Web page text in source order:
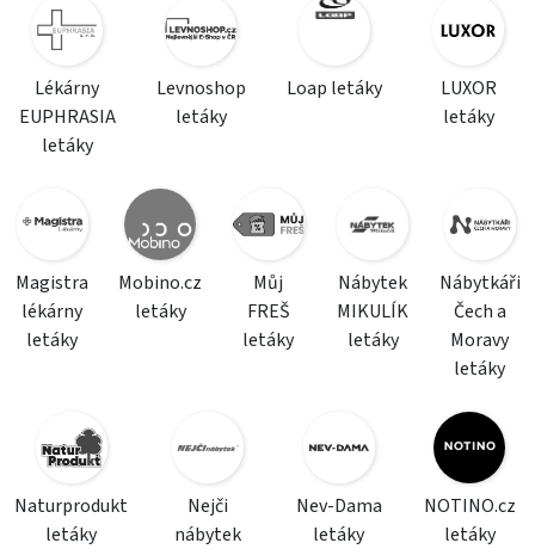
Lékárny
EUPHRASIA
letáky
Levnoshop
letáky
Loap letáky
LUXOR
letáky
Magistra
lékárny
letáky
Mobino.cz
letáky
Můj
FREŠ
letáky
Nábytek
MIKULÍK
letáky
Nábytkáři
Čech a
Moravy
letáky
Naturprodukt
letáky
Nejči
nábytek
Nev-Dama
letáky
NOTINO.cz
letáky